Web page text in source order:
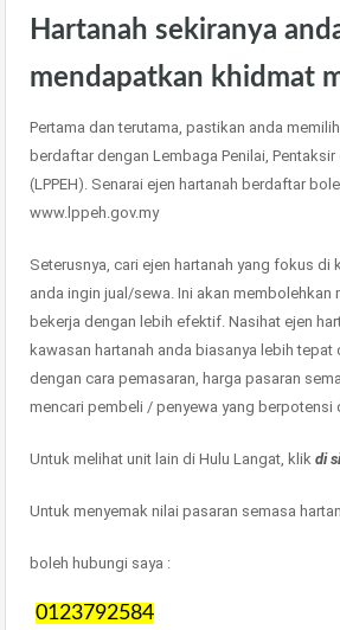
Hartanah sekiranya
mendapatkan khidmat
Pertama dan terutama, pastikan anda
berdaftar dengan Lembaga Penilai, Pentaksir
(LPPEH). Senarai ejen hartanah berdaftar
www.lppeh.gov.my
Seterusnya, cari ejen hartanah yang fokus di
anda ingin jual/sewa. Ini akan membolehkan
bekerja dengan lebih efektif. Nasihat ejen
kawasan hartanah anda biasanya lebih tepat
dengan cara pemasaran, harga pasaran
mencari pembeli / penyewa yang berpotensi
Untuk melihat unit lain di Hulu Langat, klik di
Untuk menyemak nilai pasaran semasa
boleh hubungi saya :
0123792584